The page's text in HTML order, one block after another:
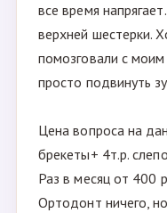
все время
верхней шестерки.
помозговали с
просто подвинуть
Цена вопроса на
брекеты+ 4т.р.
Раз в месяц от 400
Ортодонт ничего,